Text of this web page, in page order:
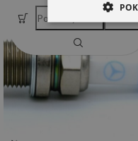
Porównywarka